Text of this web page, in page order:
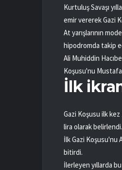
Kurtuluş Savaşı
emir vererek Gazi
At yarışlarının
hipodromda takip
Ali Muhiddin
Koşusu'nu
İlk
Gazi Koşusu ilk
lira olarak belirlendi.
İlk Gazi Koşusu'nu
bitirdi.
İlerleyen yıllarda